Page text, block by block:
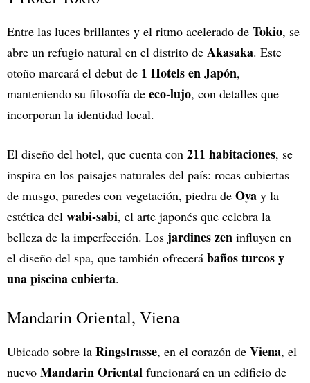
Entre las luces brillantes y el ritmo acelerado de Tokio, se
abre un refugio natural en el distrito de Akasaka. Este
otoño marcará el debut de 1 Hotels en Japón,
manteniendo su filosofía de eco-lujo, con detalles que
incorporan la identidad local.
El diseño del hotel, que cuenta con 211 habitaciones, se
inspira en los paisajes naturales del país: rocas cubiertas
de musgo, paredes con vegetación, piedra de Oya y la
estética del wabi-sabi, el arte japonés que celebra la
belleza de la imperfección. Los jardines zen influyen en
el diseño del spa, que también ofrecerá baños turcos y
una piscina cubierta.
Mandarin Oriental, Viena
Ubicado sobre la Ringstrasse, en el corazón de Viena, el
nuevo Mandarin Oriental funcionará en un edificio de